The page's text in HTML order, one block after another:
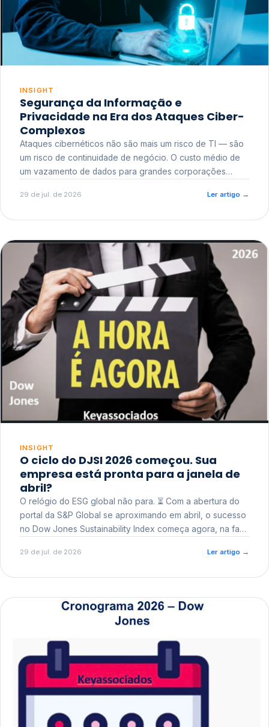
INSIGHT
Segurança da Informação e
Privacidade na Era dos Ataques Ciber-
Complexos
Ataques cibernéticos não são mais um risco de TI — são
um risco de continuidade de negócio. O custo médio de
um vazamento de dados para grandes corporações
reputacional e o risco regulatório junto a órgãos como a
29 de jul. de 2026 Ler artigo →
INSIGHT
O ciclo do DJSI 2026 começou. Sua
empresa está pronta para a janela de
abril?
O relógio do ESG global não para. ⏳ Com a abertura do
portal da S&P Global se aproximando em abril, o sucesso
no Dow Jones Sustainability Index começa agora, na fase
29 de jul. de 2026 Ler artigo →